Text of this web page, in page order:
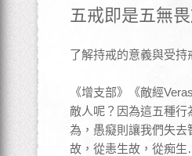
五戒即是五無
了解持戒的意義與受
《增支部》《敵經
敵人呢？因為這五種
為，愚癡則讓我們失去
故，從恚生故，從痴